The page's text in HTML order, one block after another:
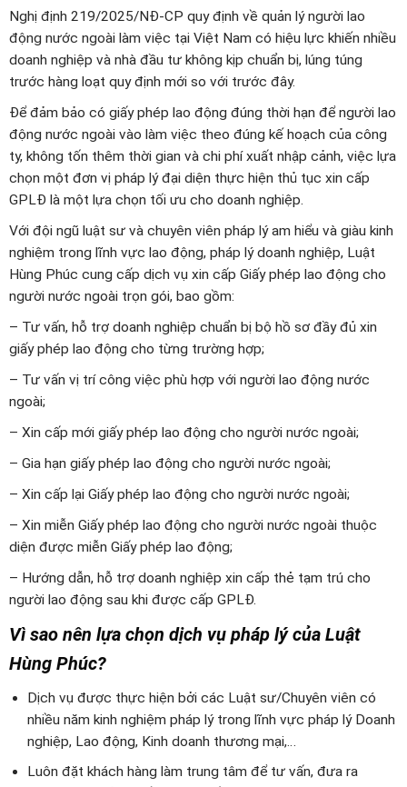
Nghị định 219/2025/NĐ-CP quy định về quản lý người lao
động nước ngoài làm việc tại Việt Nam có hiệu lực khiến nhiều
doanh nghiệp và nhà đầu tư không kịp chuẩn bị, lúng túng
trước hàng loạt quy định mới so với trước đây.
Để đảm bảo có giấy phép lao động đúng thời hạn để người lao
động nước ngoài vào làm việc theo đúng kế hoạch của công
ty, không tốn thêm thời gian và chi phí xuất nhập cảnh, việc lựa
chọn một đơn vị pháp lý đại diện thực hiện thủ tục xin cấp
GPLĐ là một lựa chọn tối ưu cho doanh nghiệp.
Với đội ngũ luật sư và chuyên viên pháp lý am hiểu và giàu kinh
nghiệm trong lĩnh vực lao động, pháp lý doanh nghiệp, Luật
Hùng Phúc cung cấp dịch vụ xin cấp Giấy phép lao động cho
người nước ngoài trọn gói, bao gồm:
– Tư vấn, hỗ trợ doanh nghiệp chuẩn bị bộ hồ sơ đầy đủ xin
giấy phép lao động cho từng trường hợp;
– Tư vấn vị trí công việc phù hợp với người lao động nước
ngoài;
– Xin cấp mới giấy phép lao động cho người nước ngoài;
– Gia hạn giấy phép lao động cho người nước ngoài;
– Xin cấp lại Giấy phép lao động cho người nước ngoài;
– Xin miễn Giấy phép lao động cho người nước ngoài thuộc
diện được miễn Giấy phép lao động;
– Hướng dẫn, hỗ trợ doanh nghiệp xin cấp thẻ tạm trú cho
người lao động sau khi được cấp GPLĐ.
Vì sao nên lựa chọn dịch vụ pháp lý của Luật
Hùng Phúc?
Dịch vụ được thực hiện bởi các Luật sư/Chuyên viên có
nhiều năm kinh nghiệm pháp lý trong lĩnh vực pháp lý Doanh
nghiệp, Lao động, Kinh doanh thương mại,…
Luôn đặt khách hàng làm trung tâm để tư vấn, đưa ra